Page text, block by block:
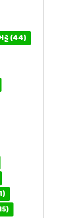
(44)